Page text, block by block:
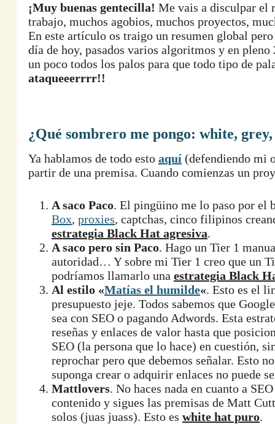
¡Muy buenas gentecilla! Me vais a disculpar el
trabajo, muchos agobios, muchos proyectos,
En este artículo os traigo un resumen global
día de hoy, pasados varios algoritmos y en
un poco todos los palos para que todo tipo de
ataqueeerrrr!!
¿Qué sombrero me pongo: white,
Ya hablamos de todo esto aquí (defendiendo mi
partir de una premisa. Cuando comienzas un
A saco Paco. El pingüino me lo paso por el
Box, proxies, captchas, cinco filipinos
estrategia Black Hat agresiva.
A saco pero sin Paco. Hago un Tier 1
autoridad… Y sobre mi Tier 1 creo que un
podríamos llamarlo una estrategia Black
Al estilo «Matías el humilde«. Esto es el
presupuesto jeje. Todos sabemos que
sea con SEO o pagando Adwords. Esta
reseñas y enlaces de valor hasta que
SEO (la persona que lo hace) en cuestión,
reprochar pero que debemos señalar. Esto
suponga crear o adquirir enlaces no puede
Mattlovers. No haces nada en cuanto a
contenido y sigues las premisas de Matt
solos (juas juass). Esto es white hat puro.